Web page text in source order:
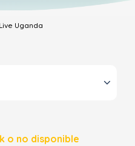
Uganda
o no disponible